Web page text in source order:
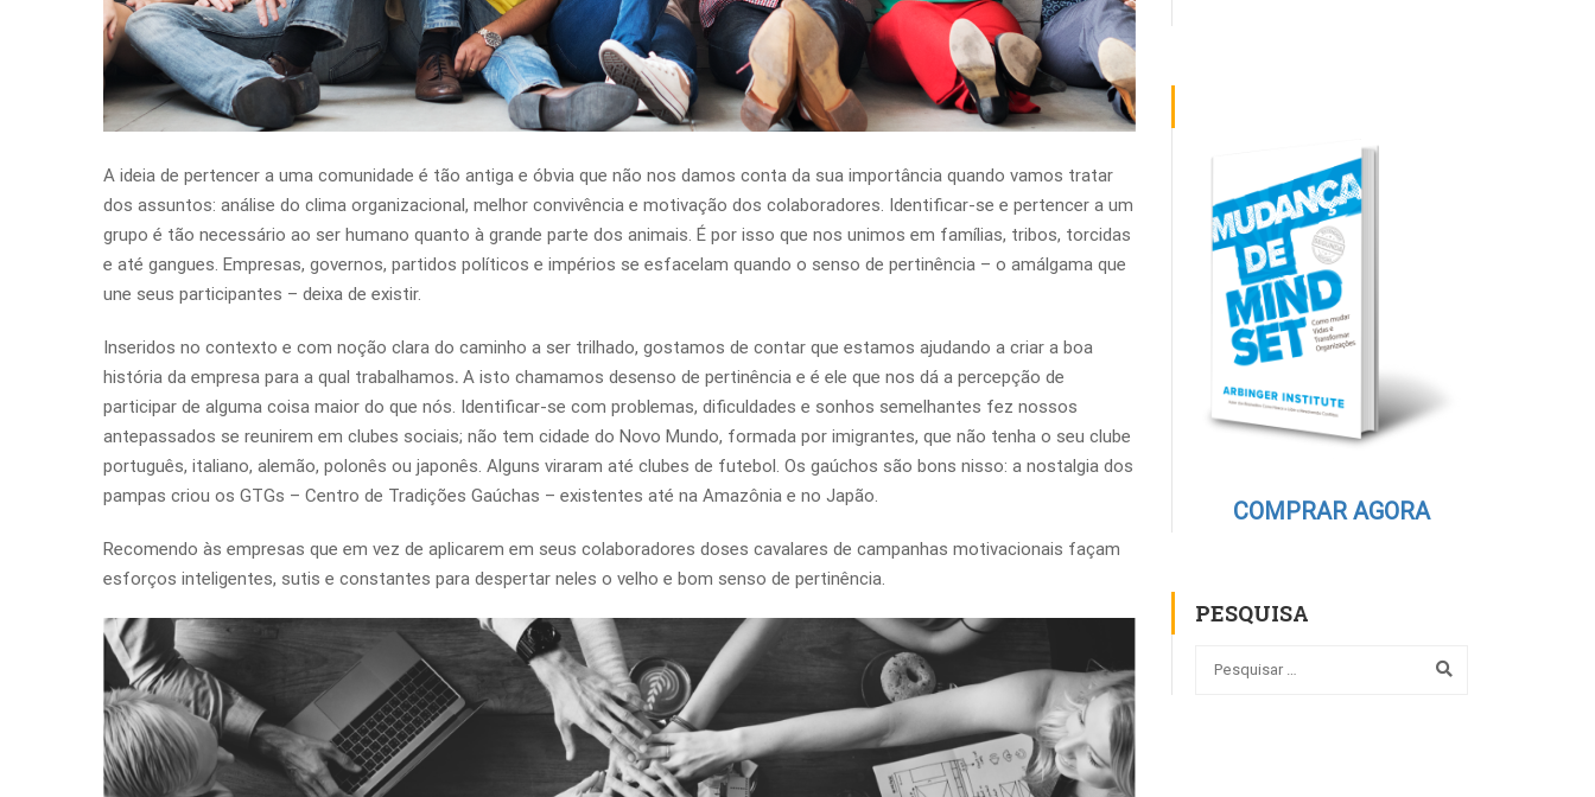
A ideia de pertencer a uma comunidade é tão antiga e óbvia que não nos damos conta da sua importância quando vamos tratar
dos assuntos: análise do clima organizacional, melhor convivência e motivação dos colaboradores. Identificar-se e pertencer a um
grupo é tão necessário ao ser humano quanto à grande parte dos animais. É por isso que nos unimos em famílias, tribos, torcidas
e até gangues. Empresas, governos, partidos políticos e impérios se esfacelam quando o senso de pertinência – o amálgama que
une seus participantes – deixa de existir.
Inseridos no contexto e com noção clara do caminho a ser trilhado, gostamos de contar que estamos ajudando a criar a boa
história da empresa para a qual trabalhamos. A isto chamamos desenso de pertinência e é ele que nos dá a percepção de
participar de alguma coisa maior do que nós. Identificar-se com problemas, dificuldades e sonhos semelhantes fez nossos
antepassados se reunirem em clubes sociais; não tem cidade do Novo Mundo, formada por imigrantes, que não tenha o seu clube
português, italiano, alemão, polonês ou japonês. Alguns viraram até clubes de futebol. Os gaúchos são bons nisso: a nostalgia dos
pampas criou os GTGs – Centro de Tradições Gaúchas – existentes até na Amazônia e no Japão.
Recomendo às empresas que em vez de aplicarem em seus colaboradores doses cavalares de campanhas motivacionais façam
esforços inteligentes, sutis e constantes para despertar neles o velho e bom senso de pertinência.
COMPRAR AGORA
PESQUISA